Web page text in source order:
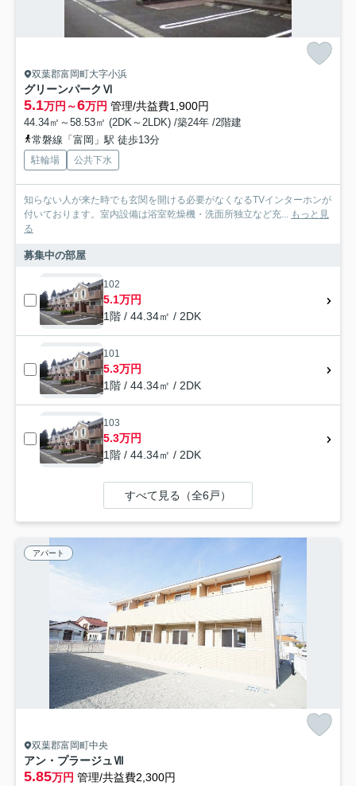
双葉郡富岡町大字小浜
グリーンパークⅥ
5.1万円～6万円 管理/共益費1,900円
44.34㎡～58.53㎡ (2DK～2LDK) /築24年 /2階建
常磐線「富岡」駅 徒歩13分
駐輪場 公共下水
知らない人が来た時でも玄関を開ける必要がなくなるTVインターホンが
付いております。室内設備は浴室乾燥機・洗面所独立など充...
もっと見
る
募集中の部屋
102
5.1万円
1階 / 44.34㎡ / 2DK
101
5.3万円
1階 / 44.34㎡ / 2DK
103
5.3万円
1階 / 44.34㎡ / 2DK
すべて見る（全6戸）
アパート
双葉郡富岡町中央
アン・プラージュⅦ
5.85万円 管理/共益費2,300円